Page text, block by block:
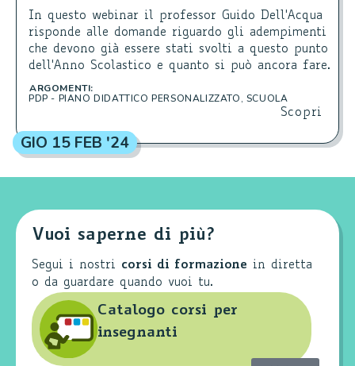
In questo webinar il professor Guido Dell'Acqua
risponde alle domande riguardo gli adempimenti
che devono già essere stati svolti a questo punto
dell'Anno Scolastico e quanto si può ancora fare.
ARGOMENTI:
PDP - PIANO DIDATTICO PERSONALIZZATO, SCUOLA
Scopri
GIO 15 FEB '24
Vuoi saperne di più?
Segui i nostri corsi di formazione in diretta
o da guardare quando vuoi tu.
Catalogo corsi per
insegnanti